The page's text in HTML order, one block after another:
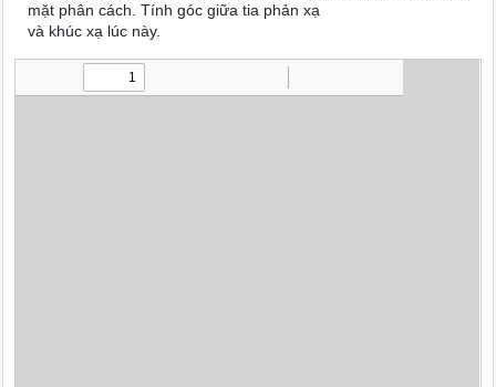
mặt phân cách. Tính góc giữa tia phản xạ
và khúc xạ lúc này.